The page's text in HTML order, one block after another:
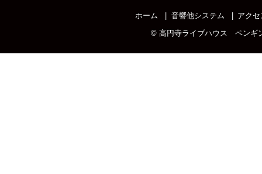
ホーム 音響他システム
アクセ
© 高円寺ライブハウス ペンギ